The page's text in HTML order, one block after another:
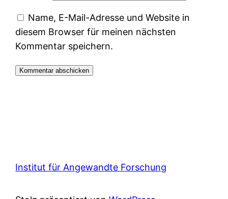
Name, E-Mail-Adresse und Website in
diesem Browser für meinen nächsten
Kommentar speichern.
Institut für Angewandte Forschung